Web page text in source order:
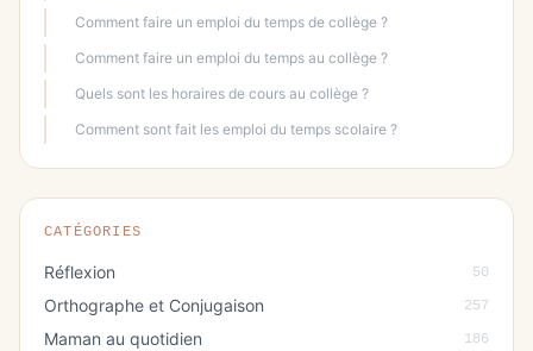
Comment faire un emploi du temps de collège ?
Comment faire un emploi du temps au collège ?
Quels sont les horaires de cours au collège ?
Comment sont fait les emploi du temps scolaire ?
CATÉGORIES
Réflexion 50
Orthographe et Conjugaison 257
Maman au quotidien 186